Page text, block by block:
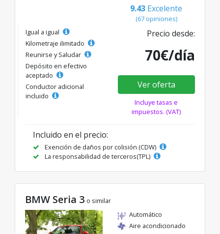
9.43 Excelente
(67 opiniones)
Igual a igual
Kilometraje ilimitado
Reunirse y Saludar
Depósito en efectivo
aceptado
Conductor adicional
incluido
Precio desde:
70€/día
Ver oferta
Incluye tasas e
impuestos. (VAT)
Incluido en el precio:
Exención de daños por colisión (CDW)
La responsabilidad de terceros(TPL)
BMW Seria 3 o similar
Automático
Aire acondicionado